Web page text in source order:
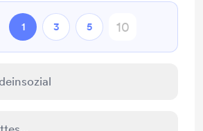
1 3 5